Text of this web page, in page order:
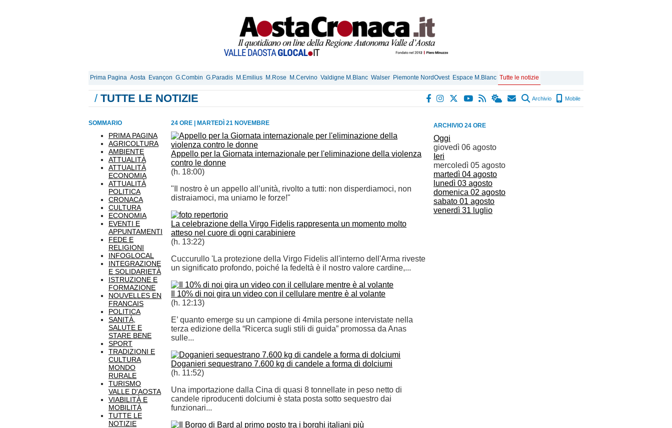
Prima Pagina Aosta Evançon G.Combin G.Paradis M.Emilius M.Rose M.Cervino Valdigne M.Blanc Walser Piemonte NordOvest Espace M.Blanc Tutte le notizie
/ TUTTE LE NOTIZIE Archivio Mobile
ARCHIVIO 24 ORE
Oggi
giovedì 06 agosto
Ieri
mercoledì 05 agosto
martedì 04 agosto
lunedì 03 agosto
domenica 02 agosto
sabato 01 agosto
venerdì 31 luglio
SOMMARIO
PRIMA PAGINA
AGRICOLTURA
AMBIENTE
ATTUALITÀ
ATTUALITÀ
ECONOMIA
ATTUALITÀ
POLITICA
CRONACA
CULTURA
ECONOMIA
EVENTI E
APPUNTAMENTI
FEDE E
RELIGIONI
INFOGLOCAL
INTEGRAZIONE
E SOLIDARIETÀ
ISTRUZIONE E
FORMAZIONE
NOUVELLES EN
FRANCAIS
POLITICA
SANITÀ,
SALUTE E
STARE BENE
SPORT
TRADIZIONI E
CULTURA
MONDO
RURALE
TURISMO
VALLE D'AOSTA
VIABILITÀ E
MOBILITÀ
TUTTE LE
NOTIZIE
24 ORE MARTEDÌ 21 NOVEMBRE
Appello per la Giornata internazionale per l'eliminazione della violenza
contro le donne
(h. 18:00)
"Il nostro è un appello all’unità, rivolto a tutti: non disperdiamoci, non
distraiamoci, ma uniamo le forze!"
La celebrazione della Virgo Fidelis rappresenta un momento molto
atteso nel cuore di ogni carabiniere
(h. 13:22)
Cuccurullo 'La protezione della Virgo Fidelis all'interno dell'Arma riveste
un significato profondo, poiché la fedeltà è il nostro valore cardine,...
Il 10% di noi gira un video con il cellulare mentre è al volante
(h. 12:13)
E’ quanto emerge su un campione di 4mila persone intervistate nella
terza edizione della “Ricerca sugli stili di guida” promossa da Anas
sulle...
Doganieri sequestrano 7.600 kg di candele a forma di dolciumi
(h. 11:52)
Una importazione dalla Cina di quasi 8 tonnellate in peso netto di
candele riproducenti dolciumi è stata posta sotto sequestro dai
funzionari...